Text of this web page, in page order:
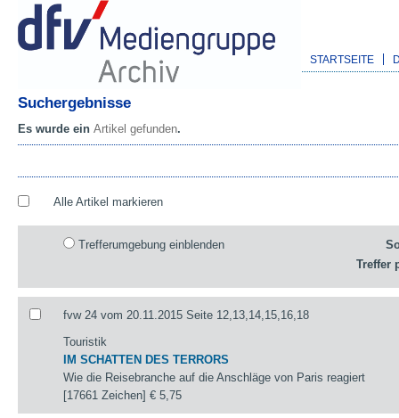
STARTSEITE
Suchergebnisse
Es wurde ein Artikel gefunden.
Alle Artikel markieren
Trefferumgebung einblenden
Treffer
fvw 24 vom 20.11.2015 Seite 12,13,14,15,16,18
Touristik
IM SCHATTEN DES TERRORS
Wie die Reisebranche auf die Anschläge von Paris reagiert
[17661 Zeichen]€ 5,75